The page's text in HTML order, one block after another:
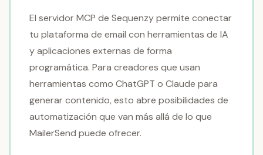
El servidor MCP de Sequenzy permite conectar
tu plataforma de email con herramientas de IA
y aplicaciones externas de forma
programática. Para creadores que usan
herramientas como ChatGPT o Claude para
generar contenido, esto abre posibilidades de
automatización que van más allá de lo que
MailerSend puede ofrecer.